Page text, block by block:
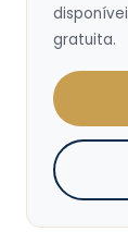
gratuita.